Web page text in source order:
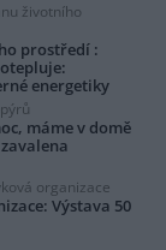
životního
prostředí :
energetiky
máme v domě
organizace
Výstava 50